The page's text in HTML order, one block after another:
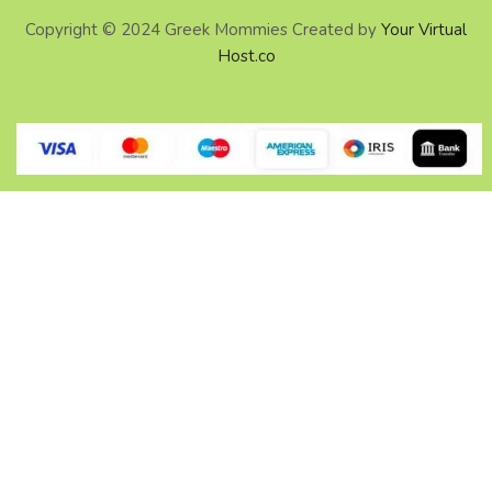
Copyright © 2024 Greek Mommies Created by Your Virtual
Host.co